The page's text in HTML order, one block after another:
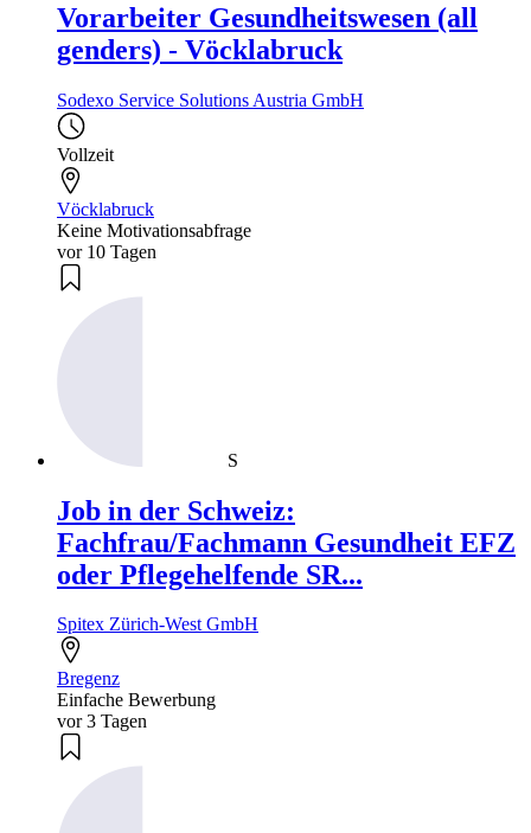
Vorarbeiter Gesundheitswesen (all
genders) - Vöcklabruck
Sodexo Service Solutions Austria GmbH
Vollzeit
Vöcklabruck
Keine Motivationsabfrage
vor 10 Tagen
S
Job in der Schweiz:
Fachfrau/Fachmann Gesundheit EFZ
oder Pflegehelfende SR...
Spitex Zürich-West GmbH
Bregenz
Einfache Bewerbung
vor 3 Tagen